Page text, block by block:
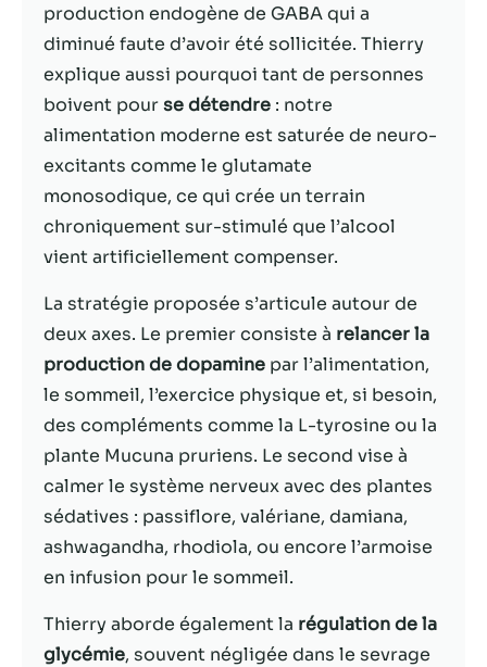
production endogène de GABA qui a
diminué faute d’avoir été sollicitée. Thierry
explique aussi pourquoi tant de personnes
boivent pourse détendre : notre
alimentation moderne est saturée de neuro-
excitants comme le glutamate
monosodique, ce qui crée un terrain
chroniquement sur-stimulé que l’alcool
vient artificiellement compenser.
La stratégie proposée s’articule autour de
deux axes. Le premier consiste à relancer la
production de dopamine par l’alimentation,
le sommeil, l’exercice physique et, si besoin,
des compléments comme la L-tyrosine ou la
plante Mucuna pruriens. Le second vise à
calmer le système nerveux avec des plantes
sédatives : passiflore, valériane, damiana,
ashwagandha, rhodiola, ou encore l’armoise
en infusion pour le sommeil.
Thierry aborde également la régulation de la
glycémie, souvent négligée dans le sevrage
puissions
améliorer la
fonctionnalité
du site Web,
en fonction
de la façon
Web est
utilisé.
Experience
Afin que notre
fonctionne
aussi bien que
possible lors
de votre visite.
Si vous refusez
ces cookies,
certaines
disparaîtront
du site Web.
Marketing